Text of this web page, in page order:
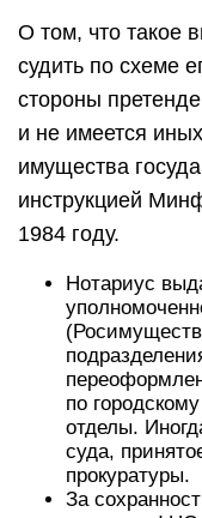
О том, что такое
судить по схеме
стороны
и не имеется
имущества
инструкцией
1984 году.
Нотариус
по
отделы.
суда,
прокуратуры.
За